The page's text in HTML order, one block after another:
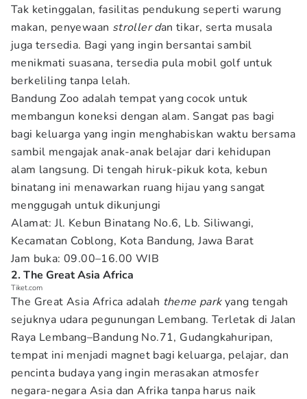
Tak ketinggalan, fasilitas pendukung seperti warung
makan, penyewaan stroller dan tikar, serta musala
juga tersedia. Bagi yang ingin bersantai sambil
menikmati suasana, tersedia pula mobil golf untuk
berkeliling tanpa lelah.
Bandung Zoo adalah tempat yang cocok untuk
membangun koneksi dengan alam. Sangat pas bagi
bagi keluarga yang ingin menghabiskan waktu bersama
sambil mengajak anak-anak belajar dari kehidupan
alam langsung. Di tengah hiruk-pikuk kota, kebun
binatang ini menawarkan ruang hijau yang sangat
menggugah untuk dikunjungi
Alamat: Jl. Kebun Binatang No.6, Lb. Siliwangi,
Kecamatan Coblong, Kota Bandung, Jawa Barat
Jam buka: 09.00–16.00 WIB
2. The Great Asia Africa
Tiket.com
The Great Asia Africa adalah theme parkyang tengah
sejuknya udara pegunungan Lembang. Terletak di Jalan
Raya Lembang–Bandung No.71, Gudangkahuripan,
tempat ini menjadi magnet bagi keluarga, pelajar, dan
pencinta budaya yang ingin merasakan atmosfer
negara-negara Asia dan Afrika tanpa harus naik